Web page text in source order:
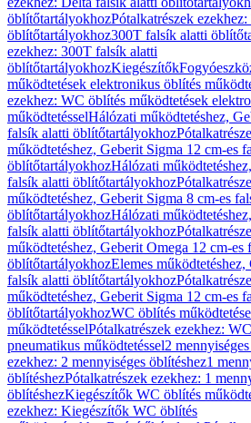
öblítőtartályokhozPótalkatrészek
öblítőtartályokhoz300T falsík alatti
ezekhez: 300T falsík alatti
öblítőtartályokhozKiegészítők
működtetések elektronikus öblítés
ezekhez: WC öblítés működtetések
működtetésselHálózati működtetéshez,
falsík alatti öblítőtartályokhoz
működtetéshez, Geberit Sigma 12 cm-es
öblítőtartályokhozHálózati
falsík alatti öblítőtartályokhoz
működtetéshez, Geberit Sigma 8 cm-es
öblítőtartályokhozHálózati
falsík alatti öblítőtartályokhoz
működtetéshez, Geberit Omega 12 cm-es
öblítőtartályokhozElemes
falsík alatti öblítőtartályokhoz
működtetéshez, Geberit Sigma 12 cm-es
öblítőtartályokhozWC öblítés
működtetésselPótalkatrészek ezekhez:
pneumatikus működtetéssel2
ezekhez: 2 mennyiséges öblítéshez1
öblítéshezPótalkatrészek ezekhez: 1
öblítéshezKiegészítők WC öblítés
ezekhez: Kiegészítők WC öblítés